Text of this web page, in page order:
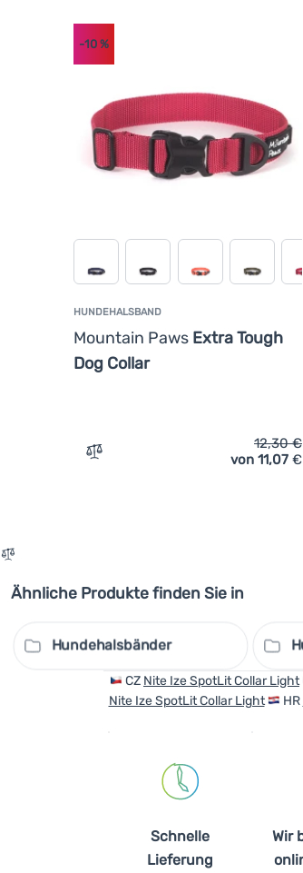
HUNDEHALSBAND
Mountain Paws Extra Tough
Dog Collar
-10 %
Vergleichen
12,30€
von 11,07 €
Ähnliche Produkte finden Sie in
Hundehalsbänder
CZ Nite Ize SpotLit Collar Light
Nite Ize SpotLit Collar Light
HR
Schnelle
Lieferung
Wir